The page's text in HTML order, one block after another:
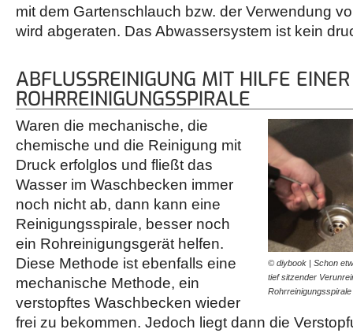
mit dem Gartenschlauch bzw. der Verwendung
wird abgeraten. Das Abwassersystem ist kein
ABFLUSSREINIGUNG MIT HILFE EINER
ROHRREINIGUNGSSPIRALE
© diybook | Schon
tief sitzender
Waren die mechanische, die
chemische und die Reinigung mit
Druck erfolglos und fließt das
Wasser im Waschbecken immer
noch nicht ab, dann kann eine
Reinigungsspirale, besser noch
ein Rohreinigungsgerät helfen.
Diese Methode ist ebenfalls eine
mechanische Methode, ein
verstopftes Waschbecken wieder
frei zu bekommen. Jedoch liegt dann die